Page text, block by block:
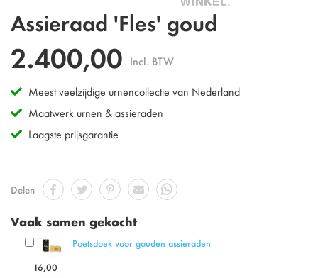
naar
begin
van
afbeeldingen-
gallerij
Assieraad 'Fles' goud
2.400,00 Incl. BTW
Meest veelzijdige urnencollectie van Nederland
Maatwerk urnen & assieraden
Laagste prijsgarantie
Delen
Vaak samen gekocht
Poetsdoek voor gouden assieraden
16,00